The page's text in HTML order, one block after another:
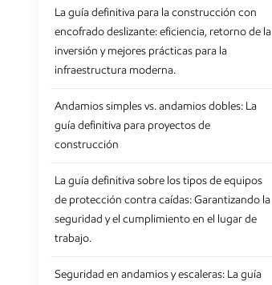
La guía definitiva para la construcción con
encofrado deslizante: eficiencia, retorno de la
inversión y mejores prácticas para la
infraestructura moderna.
Andamios simples vs. andamios dobles: La
guía definitiva para proyectos de
construcción
La guía definitiva sobre los tipos de equipos
de protección contra caídas: Garantizando la
seguridad y el cumplimiento en el lugar de
trabajo.
Seguridad en andamios y escaleras: La guía